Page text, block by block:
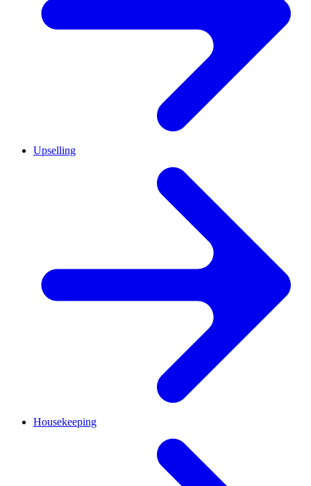
Upselling
Housekeeping